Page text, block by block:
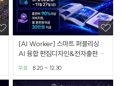
[AI Worker] 스마트 퍼블리싱 :
AI 융합 편집디자인&전자출판 실
8.20 ~ 12.30
무료